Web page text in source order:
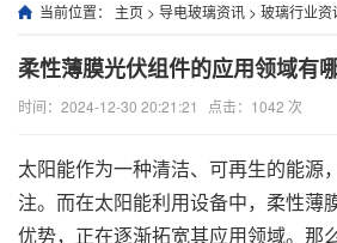
当前位置： 主页 > 导电玻璃资讯 > 玻璃行业资
柔性薄膜光伏组件的应用领域有
时间：2024-12-30 20:21:21 点击： 1042 次
太阳能作为一种清洁、可再生的能源
注。而在太阳能利用设备中，柔性薄
优势，正在逐渐拓宽其应用领域。那